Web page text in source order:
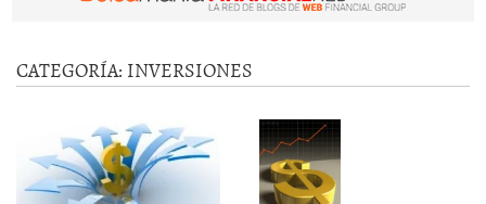
CATEGORÍA: INVERSIONES